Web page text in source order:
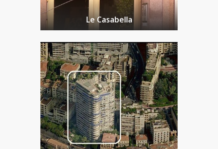
Le Casabella